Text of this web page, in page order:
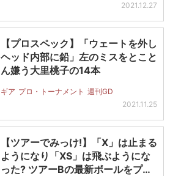
2021.12.27
【プロスペック】「ウェートを外し
ヘッド内部に鉛」左のミスをとこと
ん嫌う大里桃子の14本
ギア プロ・トーナメント 週刊GD
2021.11.25
【ツアーでみっけ!】「X」は止まる
ようになり「XS」は飛ぶようにな
った? ツアーBの最新ボールをプ